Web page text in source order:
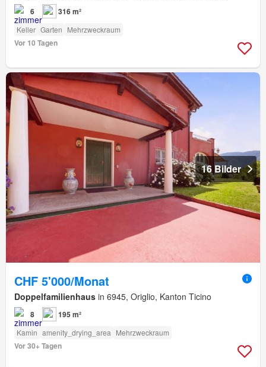
6 316 m²
Keller Garten Mehrzweckraum
Vor 10 Tagen
16 Bilder
CHF 5'000/Monat
Doppelfamilienhaus in 6945, Origlio, Kanton Ticino
8 195 m²
Kamin amenity_drying_area Mehrzweckraum
Vor 30+ Tagen